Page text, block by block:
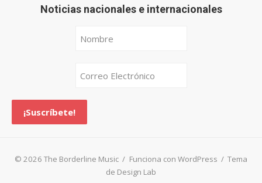
Noticias nacionales e internacionales
© 2026 The Borderline Music / Funciona con WordPress / Tema
de Design Lab